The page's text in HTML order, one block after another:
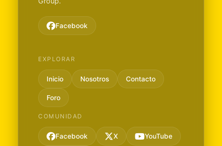
Facebook
EXPLORAR
Inicio Nosotros Contacto
Foro
COMUNIDAD
Facebook X YouTube